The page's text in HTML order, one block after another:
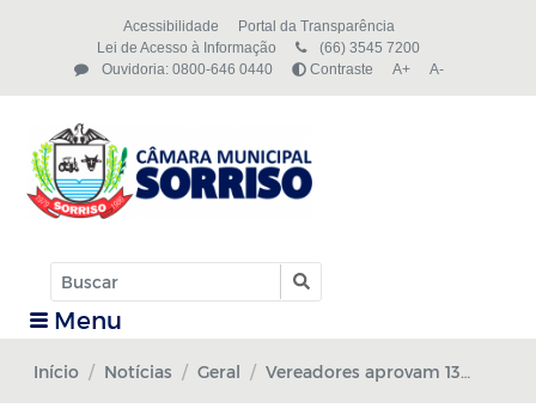
Acessibilidade
Portal da Transparência
Lei de Acesso à Informação
(66) 3545 7200
Ouvidoria: 0800-646 0440
Contraste A+ A-
Menu
Início Notícias Geral Vereadores aprovam 13 matérias em sessão ordinária